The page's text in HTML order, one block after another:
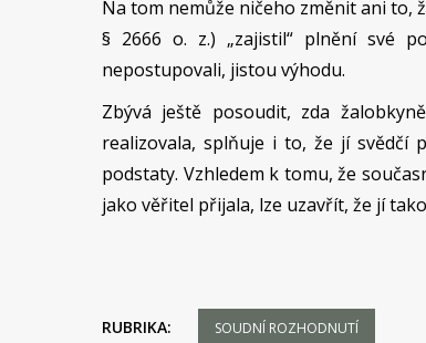
Na tom nemůže ničeho změnit ani to,
§ 2666 o. z.) „zajistil“ plnění své
nepostupovali, jistou výhodu.
Zbývá ještě posoudit, zda
realizovala, splňuje i to, že jí svědčí
podstaty. Vzhledem k tomu, že
jako věřitel přijala, lze uzavřít, že jí
RUBRIKA: SOUDNÍ ROZHODNUTÍ